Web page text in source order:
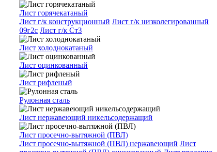
Лист горячекатаный
Лист г/к конструкционный Лист г/к низколегированный
09г2с Лист г/к Ст3
Лист холоднокатаный
Лист оцинкованный
Лист рифленый
Рулонная сталь
Лист нержавеющий никельсодержащий
Лист просечно-вытяжной (ПВЛ)
Лист просечно-вытяжной (ПВЛ) нержавеющий Лист